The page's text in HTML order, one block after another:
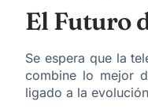
​El Futuro
​Se espera que la
combine lo mejor
ligado a la